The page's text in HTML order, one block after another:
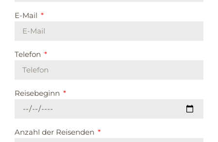
E-Mail
Telefon
Reisebeginn
Anzahl der Reisenden